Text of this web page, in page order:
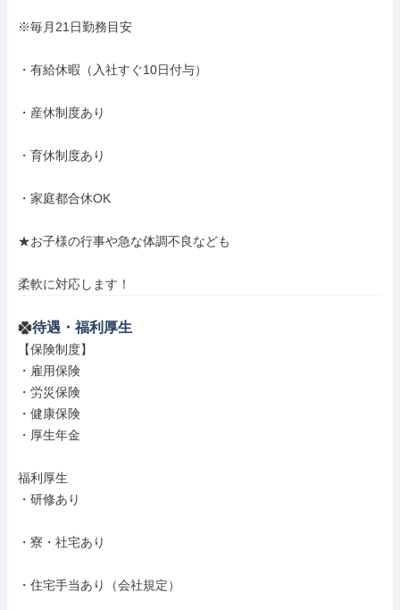
※毎月21日勤務目安
・有給休暇（入社すぐ10日付与）
・産休制度あり
・育休制度あり
・家庭都合休OK
★お子様の行事や急な体調不良なども
柔軟に対応します！
待遇・福利厚生
【保険制度】
・雇用保険
・労災保険
・健康保険
・厚生年金
福利厚生
・研修あり
・寮・社宅あり
・住宅手当あり（会社規定）